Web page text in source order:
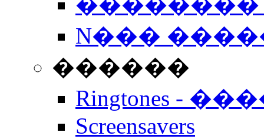
N���
������
Ringtones -
Screensavers